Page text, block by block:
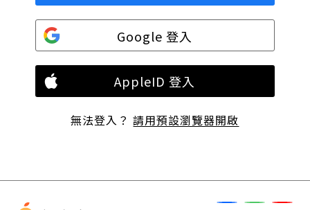
Google 登入
AppleID 登入
無法登入？請用預設瀏覽器開啟